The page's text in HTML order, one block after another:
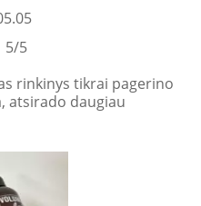
5/5
rinkinys tikrai pagerino
atsirado daugiau